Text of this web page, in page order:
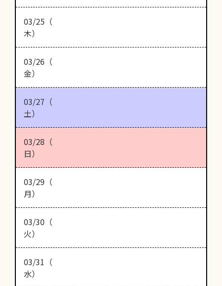
03/25（
木）
03/26（
金）
03/27（
土）
03/28（
日）
03/29（
月）
03/30（
火）
03/31（
水）